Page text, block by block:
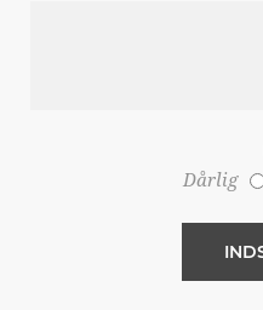
Dårlig